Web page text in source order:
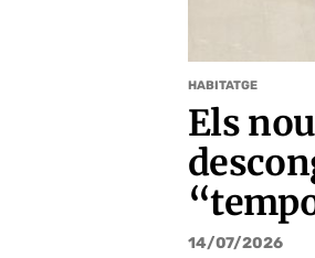
HABITATGE
Els
14/07/2026